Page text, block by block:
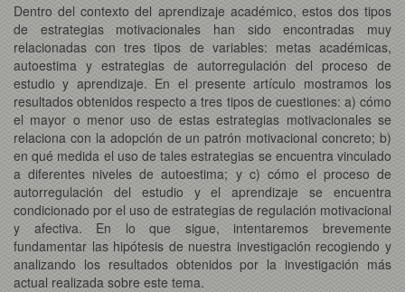
Dentro del contexto del aprendizaje académico, estos dos tipos
de estrategias motivacionales han sido encontradas muy
relacionadas con tres tipos de variables: metas académicas,
autoestima y estrategias de autorregulación del proceso de
estudio y aprendizaje. En el presente artículo mostramos los
resultados obtenidos respecto a tres tipos de cuestiones: a) cómo
el mayor o menor uso de estas estrategias motivacionales se
relaciona con la adopción de un patrón motivacional concreto; b)
en qué medida el uso de tales estrategias se encuentra vinculado
a diferentes niveles de autoestima; y c) cómo el proceso de
autorregulación del estudio y el aprendizaje se encuentra
condicionado por el uso de estrategias de regulación motivacional
y afectiva. En lo que sigue, intentaremos brevemente
fundamentar las hipótesis de nuestra investigación recogiendo y
analizando los resultados obtenidos por la investigación más
actual realizada sobre este tema.